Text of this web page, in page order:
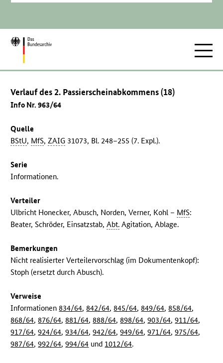
Zur
Verlauf des 2. Passierscheinabkommens (18)
Info Nr. 963/64
Quelle
BStU, MfS,ZAIG 31073, Bl. 248–255 (7. Expl.).
Serie
Informationen.
Verteiler
Ulbricht Honecker, Abusch, Norden, Verner, Kohl – MfS:
Beater, Schröder, Einsatzstab,Abt. Agitation, Ablage.
Bemerkungen
Nicht realisierter Verteilervorschlag (im Dokumentenkopf):
Stoph (ersetzt durch Abusch).
Verweise
Informationen834/64,842/64,845/64,849/64,858/64,
868/64,876/64,881/64,888/64,898/64,903/64,911/64,
917/64,924/64,934/64,942/64,949/64,971/64,975/64,
987/64,992/64,994/64 und 1012/64.